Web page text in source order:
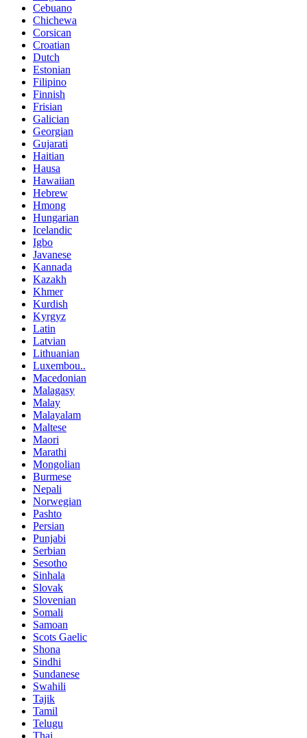
Cebuano
Chichewa
Corsican
Croatian
Dutch
Estonian
Filipino
Finnish
Frisian
Galician
Georgian
Gujarati
Haitian
Hausa
Hawaiian
Hebrew
Hmong
Hungarian
Icelandic
Igbo
Javanese
Kannada
Kazakh
Khmer
Kurdish
Kyrgyz
Latin
Latvian
Lithuanian
Luxembou..
Macedonian
Malagasy
Malay
Malayalam
Maltese
Maori
Marathi
Mongolian
Burmese
Nepali
Norwegian
Pashto
Persian
Punjabi
Serbian
Sesotho
Sinhala
Slovak
Slovenian
Somali
Samoan
Scots Gaelic
Shona
Sindhi
Sundanese
Swahili
Tajik
Tamil
Telugu